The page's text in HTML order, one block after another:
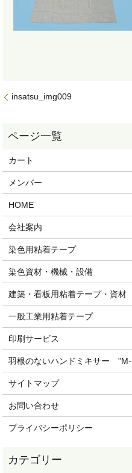
insatsu_img009
カート
メンバー
HOME
会社案内
染色用粘着テープ
染色資材・機械・設備
建築・看板用粘着テープ・資材
一般工業用粘着テープ
印刷サービス
羽根のないハンドミキサー
サイトマップ
お問い合わせ
プライバシーポリシー